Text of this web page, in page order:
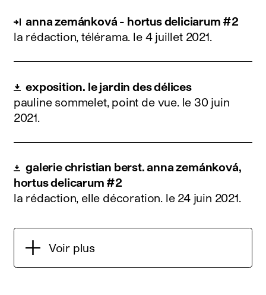
anna zemánková - hortus deliciarum #2
la rédaction, télérama. le 4 juillet 2021.
exposition. le jardin des délices
pauline sommelet, point de vue. le 30 juin
2021.
galerie christian berst. anna zemánková,
hortus delicarum #2
la rédaction, elle décoration. le 24 juin 2021.
Voir plus